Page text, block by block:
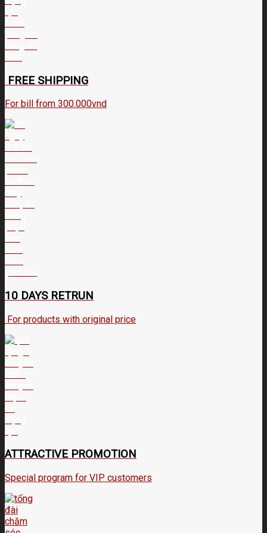
FREE SHIPPING
For bill from 300.000vnd
10 DAYS RETRUN
For products with original price
ATTRACTIVE PROMOTION
Special program for VIP customers